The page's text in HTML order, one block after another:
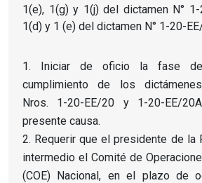
1(e), 1(g) y 1(j) del dictamen N°
1(d) y 1 (e) del dictamen N° 1-20-
Iniciar de oficio la fase
cumplimiento de los
Nros. 1-20-EE/20 y 1-20-EE/
presente causa.
Requerir que el presidente de la
intermedio el Comité de
(COE) Nacional, en el plazo de